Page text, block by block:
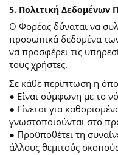
5. Πολιτική Δεδομένων
Ο Φορέας δύναται να
προσωπικά δεδομένα
να προσφέρει τις
τους χρήστες.
Σε κάθε περίπτωση η
● Είναι σύμφωνη με το
● Γίνεται για
γνωστοποιούνται στο
● Προϋποθέτει τη
άλλους θεμιτούς